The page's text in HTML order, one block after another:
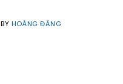
BY HOÀNG ĐĂNG